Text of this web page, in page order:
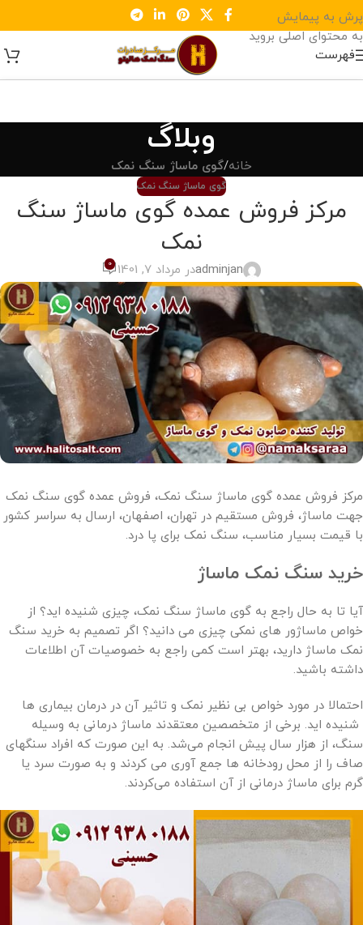
پرش به پیمایش
به محتوای اصلی بروید
فهرست
وبلاگ
خانه/گوی ماساژ سنگ نمک
گوی ماساژ سنگ نمک
مرکز فروش عمده گوی ماساژ سنگ
نمک
adminjanدر مرداد 7, 1401 0
مرکز فروش عمده گوی ماساژ سنگ نمک، فروش عمده گوی سنگ نمک
جهت ماساژ، فروش مستقیم در تهران، اصفهان، ارسال به سراسر کشور
با قیمت بسیار مناسب، سنگ نمک برای پا درد.
خرید سنگ نمک ماساژ
آیا تا به حال راجع به گوی ماساژ سنگ نمک، چیزی شنیده اید؟ از
خواص ماساژور های نمکی چیزی می دانید؟ اگر تصمیم به خرید سنگ
نمک ماساژ دارید، بهتر است کمی راجع به خصوصیات آن اطلاعات
داشته باشید.
احتمالا در مورد خواص بی نظیر نمک و تاثیر آن در درمان بیماری ها
شنیده اید. برخی از متخصصین معتقدند ماساژ درمانی به وسیله
سنگ، از هزار سال پیش انجام می‌شد. به این صورت که افراد سنگهای
صاف را از محل رودخانه ها جمع آوری می کردند و به صورت سرد یا
گرم برای ماساژ درمانی از آن استفاده می‌کردند.